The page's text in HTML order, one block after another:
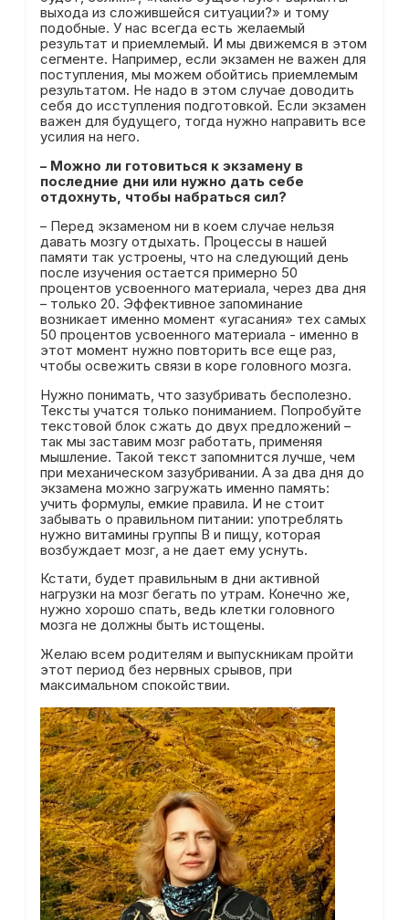
выхода из сложившейся ситуации?» и тому
подобные. У нас всегда есть желаемый
результат и приемлемый. И мы движемся в этом
сегменте. Например, если экзамен не важен для
поступления, мы можем обойтись приемлемым
результатом. Не надо в этом случае доводить
себя до исступления подготовкой. Если экзамен
важен для будущего, тогда нужно направить все
усилия на него.
– Можно ли готовиться к экзамену в
последние дни или нужно дать себе
отдохнуть, чтобы набраться сил?
– Перед экзаменом ни в коем случае нельзя
давать мозгу отдыхать. Процессы в нашей
памяти так устроены, что на следующий день
после изучения остается примерно 50
процентов усвоенного материала, через два дня
– только 20. Эффективное запоминание
возникает именно момент «угасания» тех самых
50 процентов усвоенного материала - именно в
этот момент нужно повторить все еще раз,
чтобы освежить связи в коре головного мозга.
Нужно понимать, что зазубривать бесполезно.
Тексты учатся только пониманием. Попробуйте
текстовой блок сжать до двух предложений –
так мы заставим мозг работать, применяя
мышление. Такой текст запомнится лучше, чем
при механическом зазубривании. А за два дня до
экзамена можно загружать именно память:
учить формулы, емкие правила. И не стоит
забывать о правильном питании: употреблять
нужно витамины группы B и пищу, которая
возбуждает мозг, а не дает ему уснуть.
Кстати, будет правильным в дни активной
нагрузки на мозг бегать по утрам. Конечно же,
нужно хорошо спать, ведь клетки головного
мозга не должны быть истощены.
Желаю всем родителям и выпускникам пройти
этот период без нервных срывов, при
максимальном спокойствии.